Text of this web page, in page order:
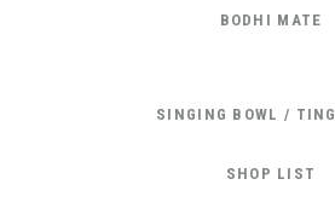
BODHI MATE
SINGING BOWL /
SHOP LIST